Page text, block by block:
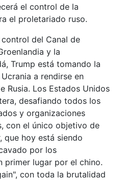
el control de la
el proletariado ruso.
del Canal de
y la
Trump está tomando la
a rendirse en
Rusia. Los Estados Unidos
desafiando todos los
y organizaciones
con el único objetivo de
que hoy está siendo
por los
primer lugar por el chino.
con toda la brutalidad